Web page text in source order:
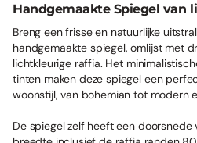
Handgemaakte Spiegel van
Breng een frisse en natuurlijke
handgemaakte spiegel, omlijst met
lichtkleurige raffia. Het
tinten maken deze spiegel een
woonstijl, van bohemian tot modern
De spiegel zelf heeft een